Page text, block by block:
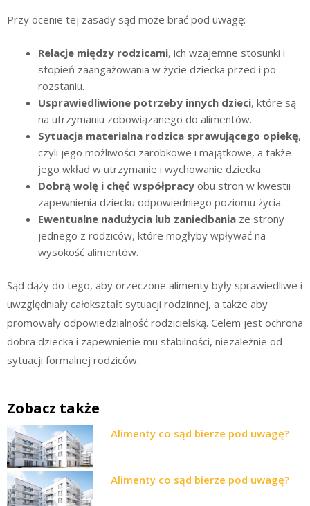
Przy ocenie tej zasady sąd może brać pod uwagę:
Relacje między rodzicami, ich wzajemne stosunki i
stopień zaangażowania w życie dziecka przed i po
rozstaniu.
Usprawiedliwione potrzeby innych dzieci, które są
na utrzymaniu zobowiązanego do alimentów.
Sytuacja materialna rodzica sprawującego opiekę,
czyli jego możliwości zarobkowe i majątkowe, a także
jego wkład w utrzymanie i wychowanie dziecka.
Dobrą wolę i chęć współpracy obu stron w kwestii
zapewnienia dziecku odpowiedniego poziomu życia.
Ewentualne nadużycia lub zaniedbania ze strony
jednego z rodziców, które mogłyby wpływać na
wysokość alimentów.
Sąd dąży do tego, aby orzeczone alimenty były sprawiedliwe i
uwzględniały całokształt sytuacji rodzinnej, a także aby
promowały odpowiedzialność rodzicielską. Celem jest ochrona
dobra dziecka i zapewnienie mu stabilności, niezależnie od
sytuacji formalnej rodziców.
Zobacz także
Alimenty co sąd bierze pod uwagę?
Alimenty co sąd bierze pod uwagę?